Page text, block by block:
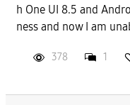
h One UI 8.5 and
ness and now I am
378 1